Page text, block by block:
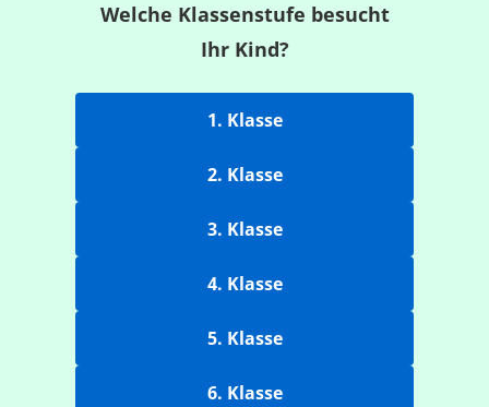
Welche Klassenstufe besucht
Ihr Kind?
1. Klasse
2. Klasse
3. Klasse
4. Klasse
5. Klasse
6. Klasse